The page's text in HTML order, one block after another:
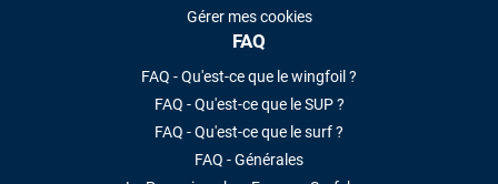
Gérer mes cookies
FAQ
FAQ - Qu'est-ce que le wingfoil ?
FAQ - Qu'est-ce que le SUP ?
FAQ - Qu'est-ce que le surf ?
FAQ - Générales